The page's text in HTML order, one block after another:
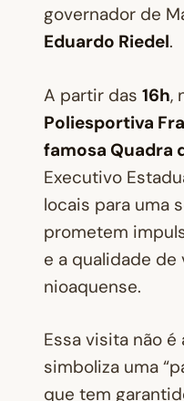
governador de
Eduardo Riedel.
A partir das 16h,
Poliesportiva
famosa Quadra
Executivo
locais para uma
prometem
e a qualidade
nioaquense.
Essa visita não
simboliza uma
que tem